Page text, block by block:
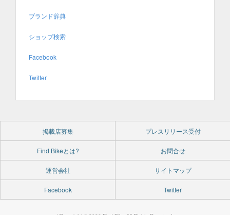
ブランド辞典
ショップ検索
Facebook
Twitter
掲載店募集 プレスリリース受付
Find Bikeとは? お問合せ
運営会社 サイトマップ
Facebook Twitter